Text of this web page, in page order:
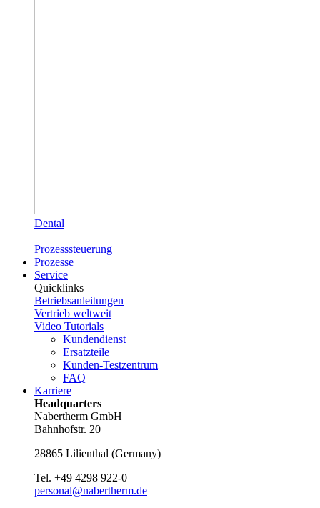
Dental
Prozesssteuerung
Prozesse
Service
Quicklinks
Betriebsanleitungen
Vertrieb weltweit
Video Tutorials
Kundendienst
Ersatzteile
Kunden-Testzentrum
FAQ
Karriere
Headquarters
Nabertherm GmbH
Bahnhofstr. 20
28865 Lilienthal (Germany)
Tel. +49 4298 922-0
personal@nabertherm.de